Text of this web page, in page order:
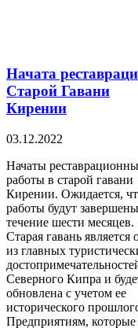
Начата
Старой Гавани
Кирении
03.12.2022
Начаты
работы в старой гавани
Кирении. Ожидается,
работы будут
течение шести месяцев.
Старая гавань является
из главных
Северного Кипра и
обновлена ​​с учетом ее
исторического
Предприятиям, которые